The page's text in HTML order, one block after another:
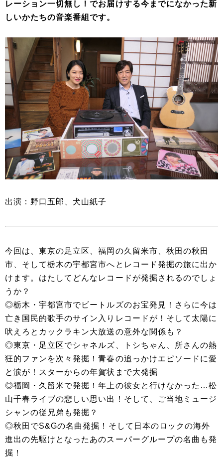
レーション一切無し！でお届けする今までになかった新
しいかたちの音楽番組です。
出演：野口五郎、犬山紙子
今回は、東京の足立区、福岡の久留米市、秋田の秋田
市、そして栃木の宇都宮市へとレコード発掘の旅に出か
けます。はたしてどんなレコードが発掘されるのでしょ
うか？
◎栃木・宇都宮市でビートルズのお宝発見！さらに今は
亡き国民的歌手のサイン入りレコードが！そして太陽に
吠えろとカックラキン大放送の意外な関係も？
◎東京・足立区でシャネルズ、トシちゃん、所さんの熱
狂的ファンを次々発掘！青春の追っかけエピソードに愛
と涙が！スターからの年賀状まで大発掘
◎福岡・久留米で発掘！年上の彼女と行けなかった…松
山千春ライブの悲しい思い出！そして、ご当地ミュージ
シャンの従兄弟も発掘？
◎秋田でS&Gの名曲発掘！そして日本のロックの海外
進出の先駆けとなったあのスーパーグループの名曲も発
掘！